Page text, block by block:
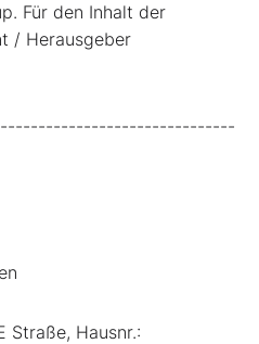
Für den Inhalt der
/ Herausgeber
Straße, Hausnr.: